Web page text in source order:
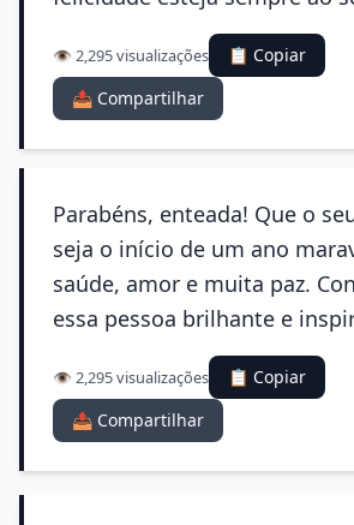
👁️ 2,295 visualizações
📋 Copiar
📤 Compartilhar
Parabéns, enteada! Que o
seja o início de um ano
saúde, amor e muita paz.
essa pessoa brilhante e
👁️ 2,295 visualizações
📋 Copiar
📤 Compartilhar